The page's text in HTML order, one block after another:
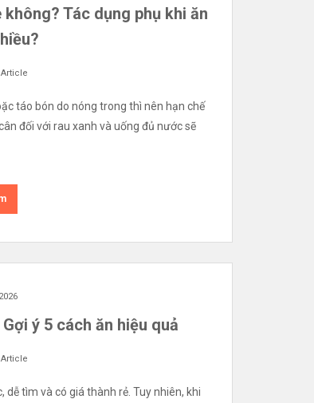
Tác dụng phụ khi ăn
Article
táo bón do nóng trong thì nên hạn chế
đối với rau xanh và uống đủ nước sẽ
ý 5 cách ăn hiệu quả
Article
tìm và có giá thành rẻ. Tuy nhiên, khi